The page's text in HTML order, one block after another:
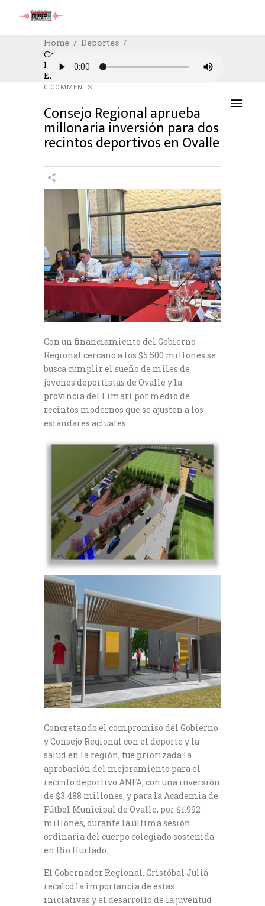
Home
Deportes
Consejo Regional Aprueba Millonaria
Inversión Para Dos Recintos Deportivos
En Ovalle
DEPORTES,DESTACADOS
10/09/2025
AUTHOR: HECTOR
0 COMMENTS
Consejo Regional aprueba
millonaria inversión para dos
recintos deportivos en Ovalle
Con un financiamiento del Gobierno
Regional cercano a los $5.500 millones se
busca cumplir el sueño de miles de
jóvenes deportistas de Ovalle y la
provincia del Limarí por medio de
recintos modernos que se ajusten a los
estándares actuales.
Concretando el compromiso del Gobierno
y Consejo Regional con el deporte y la
salud en la región, fue priorizada la
aprobación del mejoramiento para el
recinto deportivo ANFA, con una inversión
de $3.488 millones, y para la Academia de
Fútbol Municipal de Ovalle, por $1.992
millones, durante la última sesión
ordinaria del cuerpo colegiado sostenida
en Río Hurtado.
El Gobernador Regional, Cristóbal Juliá
recalcó la importancia de estas
iniciativas y el desarrollo de la juventud